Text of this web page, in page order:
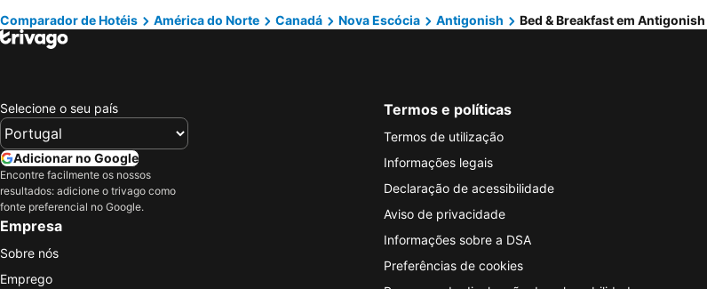
Comparador de Hotéis América do Norte Canadá Nova Escócia Antigonish Bed & Breakfast em Antigonish
Selecione o seu país
Adicionar no Google
Encontre facilmente os nossos
resultados: adicione o trivago como
fonte preferencial no Google.
Empresa
Sobre nós
Emprego
Termos e políticas
Termos de utilização
Informações legais
Declaração de acessibilidade
Aviso de privacidade
Informações sobre a DSA
Preferências de cookies